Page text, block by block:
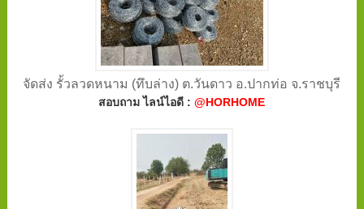
จัดส่ง รั้วลวดหนาม (ทึบล่าง) ต.วันดาว อ.ปากท่อ จ.ราชบุรี
สอบถาม ไลน์ไอดี :@HORHOME